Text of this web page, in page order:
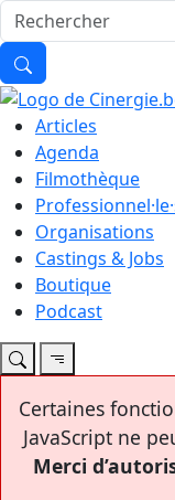
Articles
Agenda
Filmothèque
Organisations
Castings & Jobs
Boutique
Podcast
Certaines
JavaScript ne
Merci